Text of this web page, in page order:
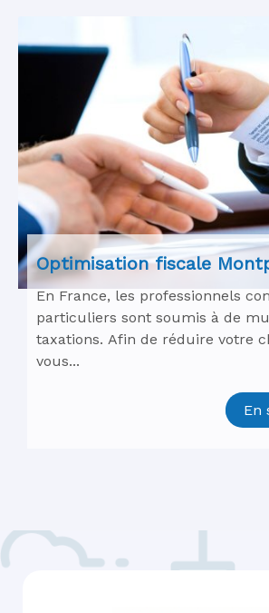
Optimisation fiscale
En France, les professionnels
particuliers sont soumis à de
taxations. Afin de réduire votre
vous...
En